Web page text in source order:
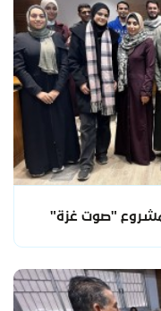
مشروع "صوت غزة"